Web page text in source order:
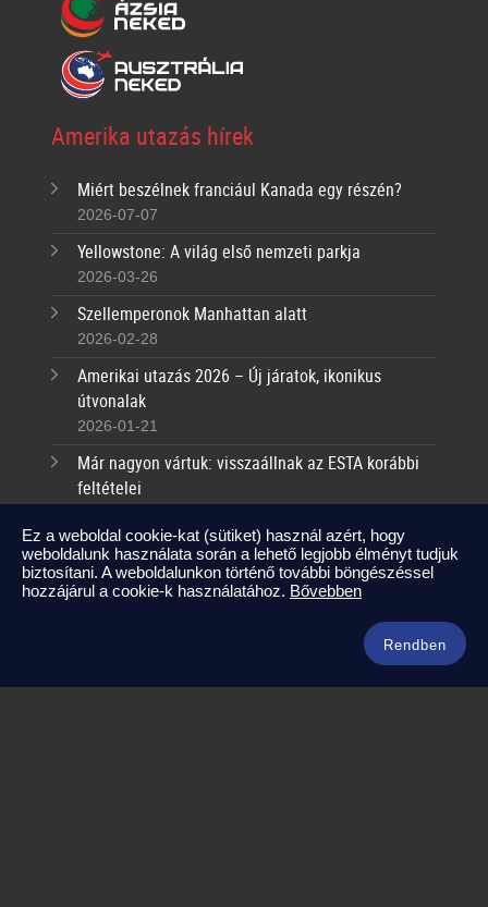
Amerika utazás hírek
Miért beszélnek franciául Kanada egy részén?
2026-07-07
Yellowstone: A világ első nemzeti parkja
2026-03-26
Szellemperonok Manhattan alatt
2026-02-28
Amerikai utazás 2026 – Új járatok, ikonikus
útvonalak
2026-01-21
Már nagyon vártuk: visszaállnak az ESTA korábbi
feltételei
Kapcsolat
Ez a weboldal cookie-kat (sütiket) használ azért, hogy
weboldalunk használata során a lehető legjobb élményt tudjuk
biztosítani. A weboldalunkon történő további böngészéssel
hozzájárul a cookie-k használatához. Bővebben
Rendben